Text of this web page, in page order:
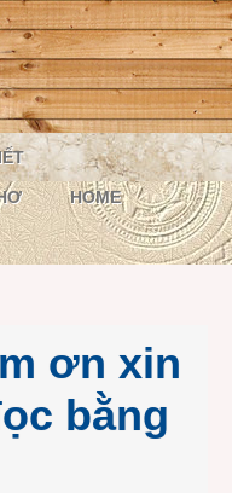
HOME
ơn xin
bằng